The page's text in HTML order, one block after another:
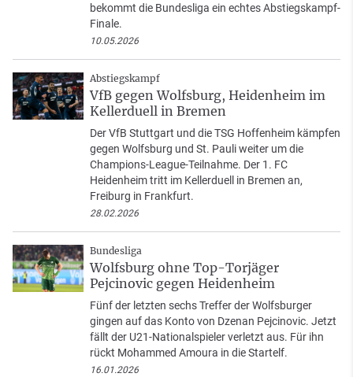
bekommt die Bundesliga ein echtes Abstiegskampf-
Finale.
10.05.2026
Abstiegskampf
VfB gegen Wolfsburg, Heidenheim im
Kellerduell in Bremen
Der VfB Stuttgart und die TSG Hoffenheim kämpfen
gegen Wolfsburg und St. Pauli weiter um die
Champions-League-Teilnahme. Der 1. FC
Heidenheim tritt im Kellerduell in Bremen an,
Freiburg in Frankfurt.
28.02.2026
Bundesliga
Wolfsburg ohne Top-Torjäger
Pejcinovic gegen Heidenheim
Fünf der letzten sechs Treffer der Wolfsburger
gingen auf das Konto von Dzenan Pejcinovic. Jetzt
fällt der U21-Nationalspieler verletzt aus. Für ihn
rückt Mohammed Amoura in die Startelf.
16.01.2026